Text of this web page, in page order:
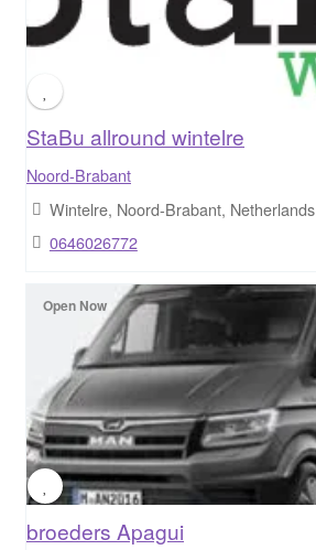
StaBu allround wintelre
Noord-Brabant
Wintelre, Noord-Brabant, Netherlands
0646026772
broeders Apagui
Open Now